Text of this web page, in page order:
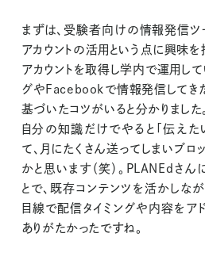
制作実
PLANEd
会社概
まずは、受験者向けの情報発信
アカウントの活用という点に興味
アカウントを取得し学内で運用して
グやFacebookで情報発信してき
基づいたコツがいると分かりました。
自分の知識だけでやると「伝えた
て、月にたくさん送ってしまいブ
かと思います（笑）。PLANEdさん
とで、既存コンテンツを活かしな
目線で配信タイミングや内容をア
ありがたかったですね。